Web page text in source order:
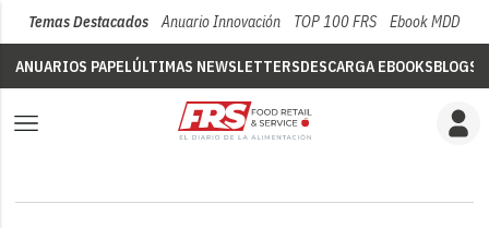
Temas Destacados Anuario Innovación TOP 100 FRS Ebook MDD
ANUARIOS PAPELÚLTIMAS NEWSLETTERSDESCARGA EBOOKSBLOGS